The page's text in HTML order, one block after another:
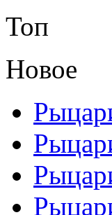
Топ
Новое